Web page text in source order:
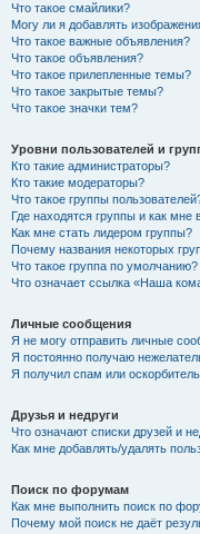
Что такое смайлики?
Могу ли я добавлять
Что такое важные объявления?
Что такое объявления?
Что такое прилепленные темы?
Что такое закрытые темы?
Что такое значки тем?
Уровни пользователей и
Кто такие администраторы?
Кто такие модераторы?
Что такое группы
Где находятся группы и как мне
Как мне стать лидером группы?
Почему названия некоторых
Что такое группа по умолчанию?
Что означает ссылка «Наша
Личные сообщения
Я не могу отправить личные
Я постоянно получаю
Я получил спам или
Друзья и недруги
Что означают списки друзей и
Как мне добавлять/удалять
Поиск по форумам
Как мне выполнить поиск по
Почему мой поиск не даёт